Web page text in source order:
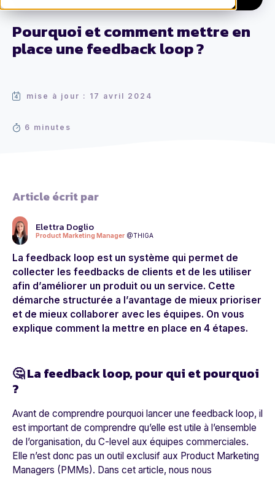
Pourquoi et comment mettre en
place une feedback loop ?
mise à jour : 17 avril 2024
6 minutes
Article écrit par
Elettra Doglio
Product Marketing Manager @THIGA
La feedback loop est un système qui permet de
collecter les feedbacks de clients et de les utiliser
afin d’améliorer un produit ou un service. Cette
démarche structurée a l’avantage de mieux prioriser
et de mieux collaborer avec les équipes. On vous
explique comment la mettre en place en 4 étapes.
🤔 La feedback loop, pour qui et pourquoi
?
Avant de comprendre pourquoi lancer une feedback loop, il
est important de comprendre qu’elle est utile à l’ensemble
de l’organisation, du C-level aux équipes commerciales.
Elle n’est donc pas un outil exclusif aux Product Marketing
Managers (PMMs). Dans cet article, nous nous